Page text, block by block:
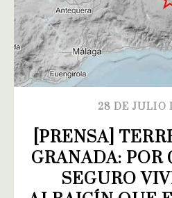
28 DE JULIO
[PRENSA]
GRANADA: POR
SEGURO